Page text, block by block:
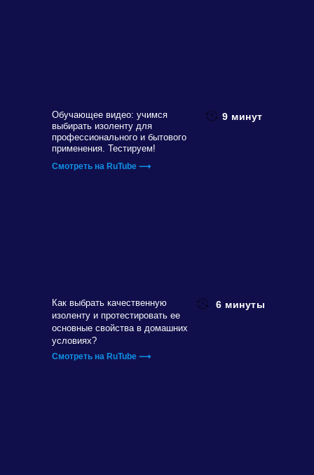
Обучающее видео: учимся
выбирать изоленту для
профессионального и бытового
применения. Тестируем!
Как выбрать качественную
изоленту и протестировать ее
основные свойства в домашних
условиях?
Смотреть на RuTube ⟶
Смотреть на RuTube ⟶
9 минут
6 минуты